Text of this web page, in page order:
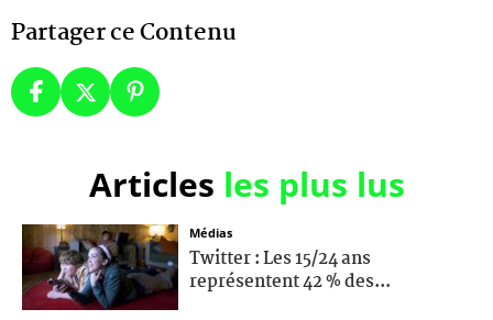
Partager ce Contenu
Articles les plus lus
Médias
Twitter : Les 15/24 ans
représentent 42 % des...